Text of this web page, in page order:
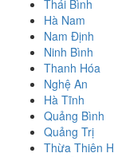
Thái Bình
Hà Nam
Nam Định
Ninh Bình
Thanh Hóa
Nghệ An
Hà Tĩnh
Quảng Bình
Quảng Trị
Thừa Thiên